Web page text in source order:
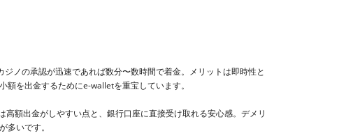
ノの承認が迅速であれば数分〜数時間で着金。メリットは即時性と
を出金するためにe-walletを重宝しています。
額出金がしやすい点と、銀行口座に直接受け取れる安心感。デメリ
いです。